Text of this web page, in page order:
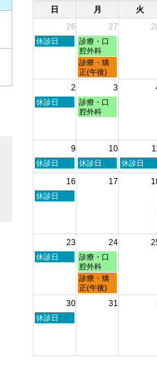
日 月 火
26
27
日
月
2026
休診日
月
曜
日,
7
月
2026
診療・口
腔外科
月
曜
日,
月
27th
2026
診療・矯
正(午後)
2 3
日
月
2026
休診日
月
曜
月
2026
診療・口
腔外科
9 10
日
曜
8
月
休診日
月
曜
休診日
火
曜
休診日
16 17
日
月
2026
休診日
23 24
日
月
2026
休診日
月
曜
日,
8
月
診療・口
腔外科
月
曜
日,
診療・矯
正(午後)
30 31
日
月
休診日